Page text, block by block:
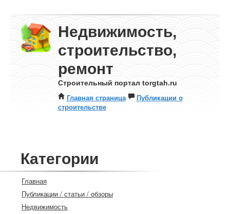
Недвижимость,
строительство,
ремонт
Строительный портал torgtah.ru
Главная страница
Публикации о
строительстве
Категории
Главная
Публикации / статьи / обзоры
Недвижимость